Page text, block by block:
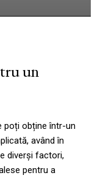
un
poți obține într-un
având în
diverși factori,
pentru a